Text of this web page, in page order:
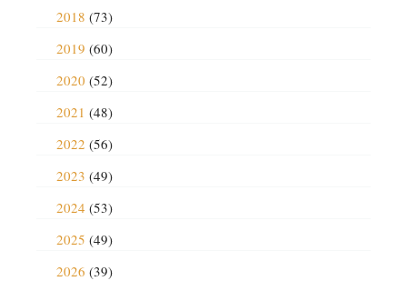
2018 (73)
2019 (60)
2020 (52)
2021 (48)
2022 (56)
2023 (49)
2024 (53)
2025 (49)
2026 (39)